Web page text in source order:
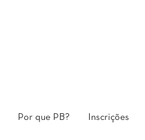
Por que PB? Inscrições